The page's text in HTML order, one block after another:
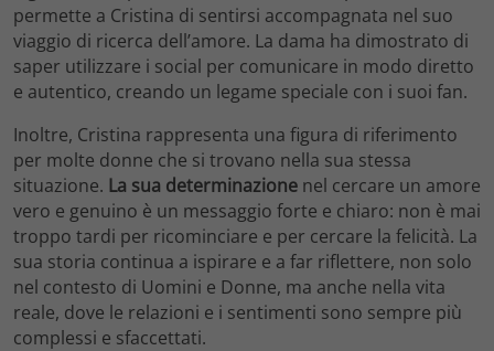
permette a Cristina di sentirsi accompagnata nel suo
viaggio di ricerca dell’amore. La dama ha dimostrato di
saper utilizzare i social per comunicare in modo diretto
e autentico, creando un legame speciale con i suoi fan.
Inoltre, Cristina rappresenta una figura di riferimento
per molte donne che si trovano nella sua stessa
situazione. La sua determinazione nel cercare un amore
vero e genuino è un messaggio forte e chiaro: non è mai
troppo tardi per ricominciare e per cercare la felicità. La
sua storia continua a ispirare e a far riflettere, non solo
nel contesto di Uomini e Donne, ma anche nella vita
reale, dove le relazioni e i sentimenti sono sempre più
complessi e sfaccettati.